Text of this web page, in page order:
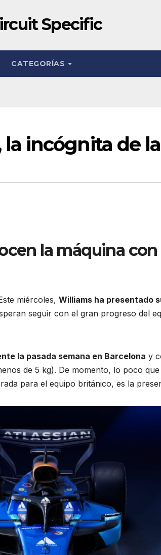
Specific
CATEGORÍAS
incógnita de
la máquina
miércoles, Williams ha presentado
seguir con el gran progreso del
la pasada semana en Barcelona y
de 5 kg). De momento, lo poco
para el equipo británico, es la